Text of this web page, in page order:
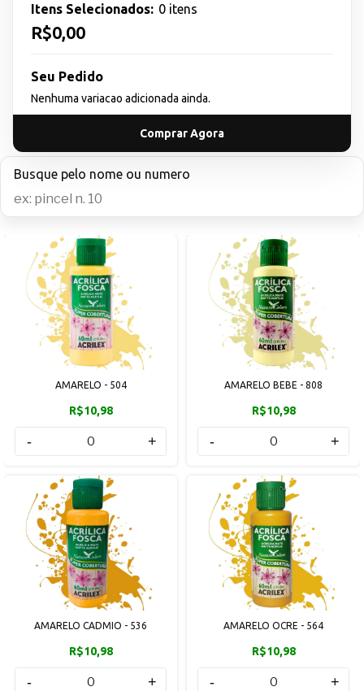
Itens Selecionados: 0 itens
R$0,00
Seu Pedido
Nenhuma variacao adicionada ainda.
Comprar Agora
Busque pelo nome ou numero
AMARELO - 504
R$10,98
- +
AMARELO BEBE - 808
R$10,98
- +
AMARELO CADMIO - 536
R$10,98
- +
AMARELO OCRE - 564
R$10,98
- +